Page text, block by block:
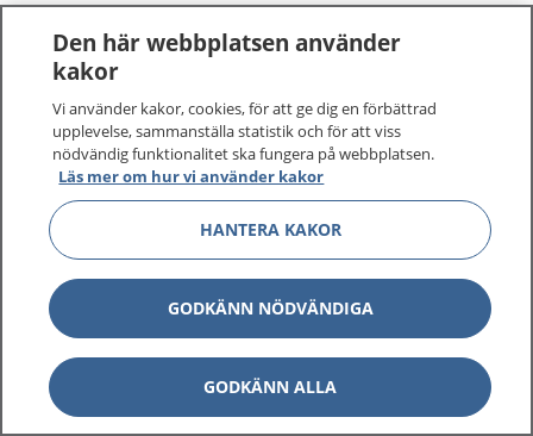
Den här webbplatsen använder
kakor
Vi använder kakor, cookies, för att ge dig en förbättrad
upplevelse, sammanställa statistik och för att viss
nödvändig funktionalitet ska fungera på webbplatsen.
Läs mer om hur vi använder kakor
HANTERA KAKOR
GODKÄNN NÖDVÄNDIGA
GODKÄNN ALLA